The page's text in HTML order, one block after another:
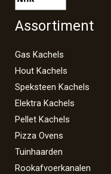
Assortiment
Gas Kachels
Hout Kachels
Speksteen Kachels
Elektra Kachels
Pellet Kachels
Pizza Ovens
Tuinhaarden
Rookafvoerkanalen